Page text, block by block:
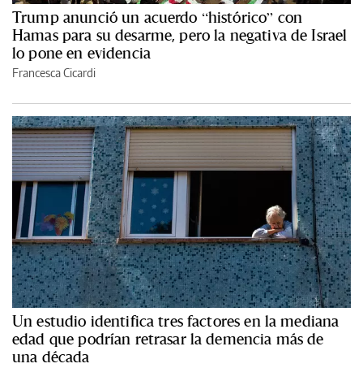
Trump anunció un acuerdo “histórico” con
Hamas para su desarme, pero la negativa de Israel
lo pone en evidencia
Francesca Cicardi
Un estudio identifica tres factores en la mediana
edad que podrían retrasar la demencia más de
una década